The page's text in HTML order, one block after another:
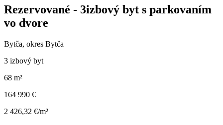
Rezervované - 3izbový byt s parkovaním
vo dvore
Bytča, okres Bytča
3 izbový byt
68 m²
164 990 €
2 426,32 €/m²